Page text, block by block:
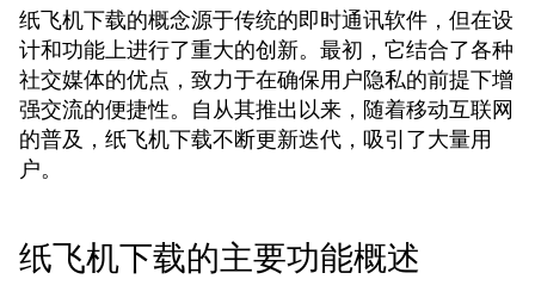
纸飞机下载的概念源于传统的即时通讯软件，但在设
计和功能上进行了重大的创新。最初，它结合了各种
社交媒体的优点，致力于在确保用户隐私的前提下增
强交流的便捷性。自从其推出以来，随着移动互联网
的普及，纸飞机下载不断更新迭代，吸引了大量用
户。
纸飞机下载的主要功能概述